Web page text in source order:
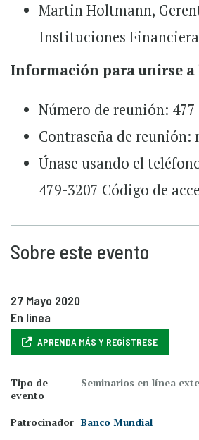
Martin Holtmann,
Instituciones
Información para unirse
Número de reunión: 477
Contraseña de reunión:
Únase usando el
479-3207 Código de
Sobre este evento
27 Mayo 2020
En línea
APRENDA MÁS Y REGÍSTRESE
Tipo de
evento
Seminarios en línea
Patrocinador Banco Mundial